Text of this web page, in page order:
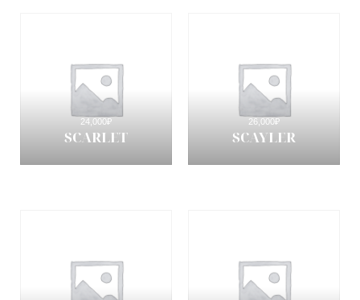
SCARLET
24,000₽
SCAYLER
26,000₽